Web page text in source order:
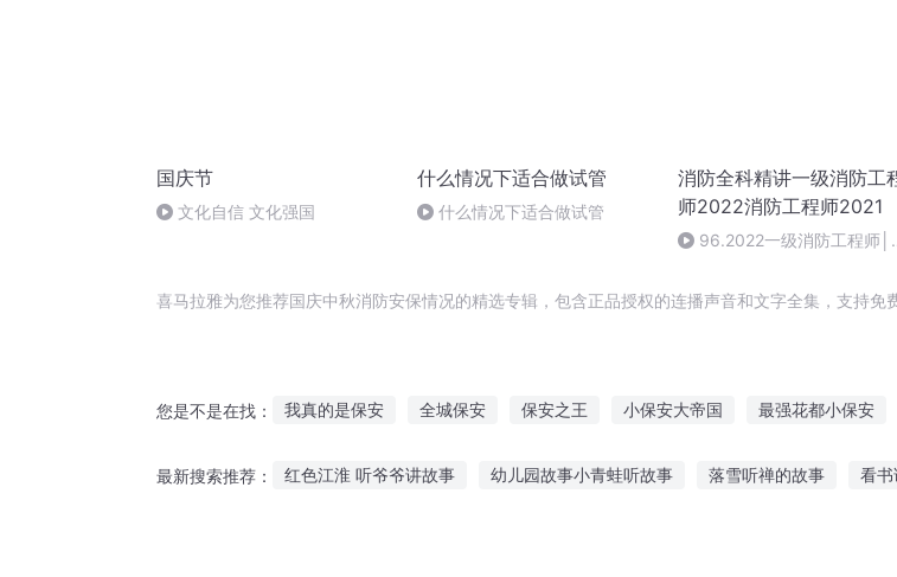
国庆节
文化自信 文化强国
什么情况下适合做试管
什么情况下适合做试管
消防全科精讲一级消防工
师2022消防工程师2021
96.2022一级消防工程师│
喜马拉雅为您推荐国庆中秋消防安保情况的精选专辑，包含正品授权的连播声音和文字全集，支持免
您是不是在找： 我真的是保安 全城保安 保安之王 小保安大帝国 最强花都小保安
最新搜索推荐： 红色江淮 听爷爷讲故事 幼儿园故事小青蛙听故事 落雪听禅的故事 看